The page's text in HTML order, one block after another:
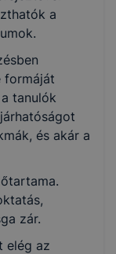
a
formáját
tanulók
és akár a
zár.
elég az